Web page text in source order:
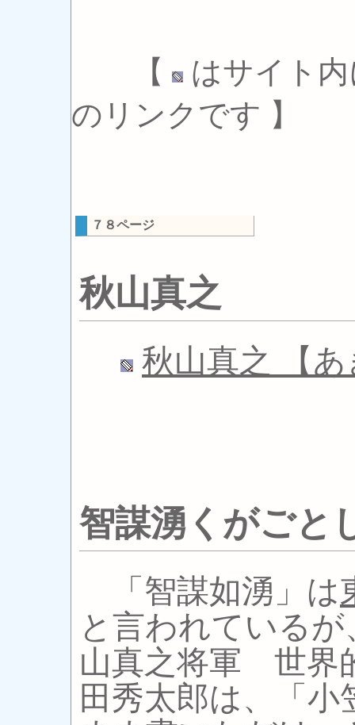
【
はサイト
のリンクです 】
７８ページ
秋山真之
秋山真之 【
智謀湧くがごと
「智謀如湧」は
と言われている
山真之将軍 世界
田秀太郎は、「